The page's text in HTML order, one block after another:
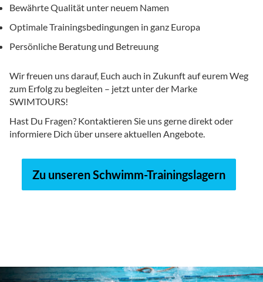
Bewährte Qualität unter neuem Namen
Optimale Trainingsbedingungen in ganz Europa
Persönliche Beratung und Betreuung
Wir freuen uns darauf, Euch auch in Zukunft auf eurem Weg
zum Erfolg zu begleiten – jetzt unter der Marke
SWIMTOURS!
Hast Du Fragen? Kontaktieren Sie uns gerne direkt oder
informiere Dich über unsere aktuellen Angebote.
Zu unseren Schwimm-Trainingslagern